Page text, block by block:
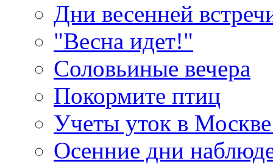
Дни весенней
"Весна идет!"
Соловьиные вечера
Покормите птиц
Учеты уток в
Осенние дни